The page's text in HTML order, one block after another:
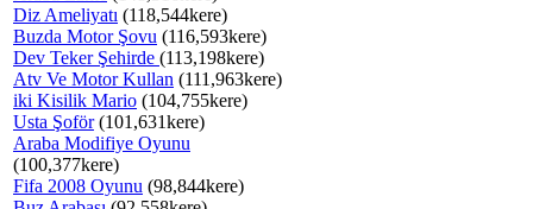
Diz Ameliyatı (118,544kere)
Buzda Motor Şovu (116,593kere)
Dev Teker Şehirde (113,198kere)
Atv Ve Motor Kullan (111,963kere)
iki Kisilik Mario (104,755kere)
Usta Şoför(101,631kere)
Araba Modifiye Oyunu
(100,377kere)
Fifa 2008 Oyunu (98,844kere)